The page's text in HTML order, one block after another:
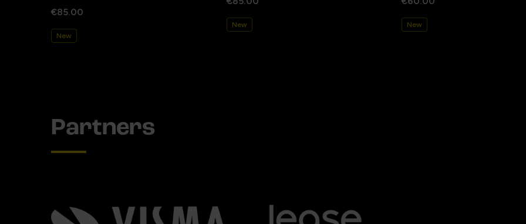
€85.00
New
New New
Partners